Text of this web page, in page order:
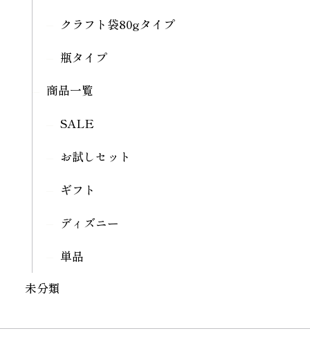
クラフト袋80gタイプ
瓶タイプ
商品一覧
SALE
お試しセット
ギフト
ディズニー
単品
未分類